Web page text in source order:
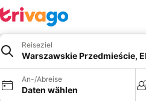
Reiseziel
Warszawskie Przedmieście,
An-/Abreise
Daten wählen